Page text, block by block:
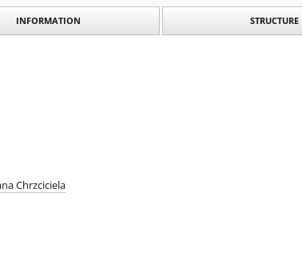
INFORMATION STRUCTURE
Chrzciciela